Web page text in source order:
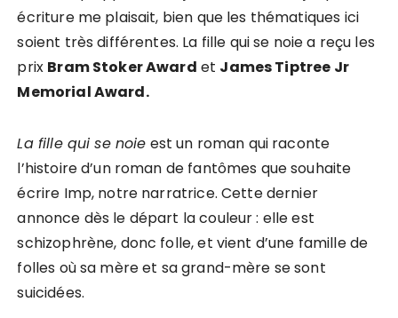
écriture me plaisait, bien que les thématiques ici
soient très différentes. La fille qui se noie a reçu les
prix Bram Stoker Award et James Tiptree Jr
Memorial Award.
La fille qui se noie est un roman qui raconte
l’histoire d’un roman de fantômes que souhaite
écrire Imp, notre narratrice. Cette dernier
annonce dès le départ la couleur : elle est
schizophrène, donc folle, et vient d’une famille de
folles où sa mère et sa grand-mère se sont
suicidées.